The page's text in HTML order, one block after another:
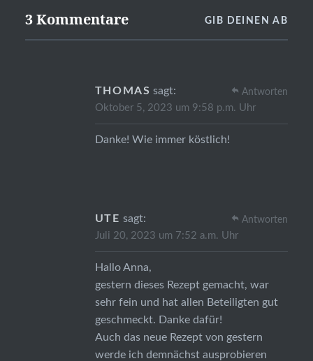
3 Kommentare GIB DEINEN AB
THOMAS sagt:
Oktober 5, 2023 um 9:58 p.m. Uhr
Danke! Wie immer köstlich!
Antworten
UTE sagt:
Juli 20, 2023 um 7:52 a.m. Uhr
Hallo Anna,
gestern dieses Rezept gemacht, war
sehr fein und hat allen Beteiligten gut
geschmeckt. Danke dafür!
Auch das neue Rezept von gestern
werde ich demnächst ausprobieren
Antworten